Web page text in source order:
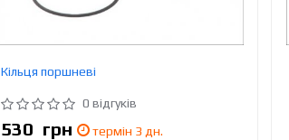
Кільця поршневі
0 відгуків
530 грн
термін 3 дн.